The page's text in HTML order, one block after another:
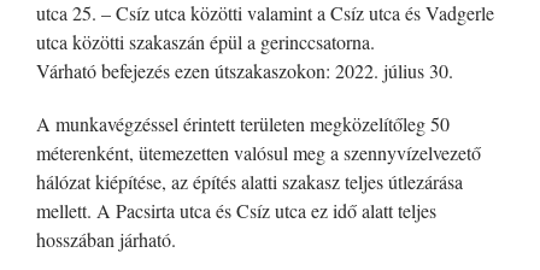
utca 25. – Csíz utca közötti valamint a Csíz utca és Vadgerle
utca közötti szakaszán épül a gerinccsatorna.
Várható befejezés ezen útszakaszokon: 2022. július 30.
A munkavégzéssel érintett területen megközelítőleg 50
méterenként, ütemezetten valósul meg a szennyvízelvezető
hálózat kiépítése, az építés alatti szakasz teljes útlezárása
mellett. A Pacsirta utca és Csíz utca ez idő alatt teljes
hosszában járható.